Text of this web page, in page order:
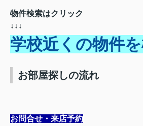
物件検索はクリック
↓↓↓
学校近くの物件を
お部屋探しの流れ
お問合せ・来店予約